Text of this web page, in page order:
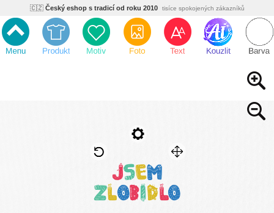
🇨🇿 Český eshop s tradicí od roku 2010 tisíce spokojených zákazníků
Ekologický a zdravotně nezávadný žádná čína, barvy s certifikáty
💡Inovativní výroba vlastní vývoj, nejnovější technologie
Rychlé dodání expedujeme do 24h